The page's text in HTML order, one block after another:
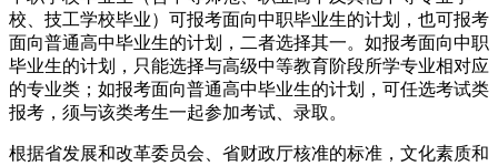
校、技工学校毕业）可报考面向中职毕业生的计划，也可报考
面向普通高中毕业生的计划，二者选择其一。如报考面向中职
毕业生的计划，只能选择与高级中等教育阶段所学专业相对应
的专业类；如报考面向普通高中毕业生的计划，可任选考试类
报考，须与该类考生一起参加考试、录取。
根据省发展和改革委员会、省财政厅核准的标准，文化素质和